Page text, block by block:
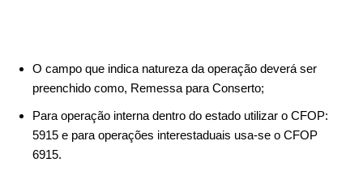
O campo que indica natureza da operação deverá ser
preenchido como, Remessa para Conserto;
Para operação interna dentro do estado utilizar o CFOP:
5915 e para operações interestaduais usa-se o CFOP
6915.